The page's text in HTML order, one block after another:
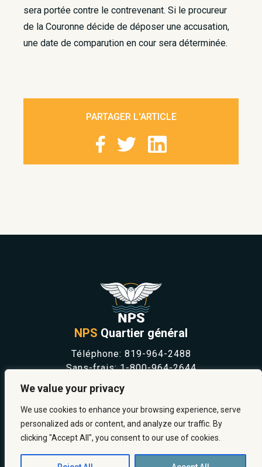
We value your privacy
We use cookies to enhance your browsing experience, serve
personalized ads or content, and analyze our traffic. By
clicking "Accept All", you consent to our use of cookies.
sera portée contre le contrevenant. Si le procureur
de la Couronne décide de déposer une accusation,
une date de comparution en cour sera déterminée.
PARTAGER L'ARTICLE
NPS Quartier général
Téléphone: 819-964-2488
Sans-frais:1-800-964-2644
SÉCURITÉ ET PRÉVENTION
CARRIÈRES
À PROPOS
NOUS JOINDRE